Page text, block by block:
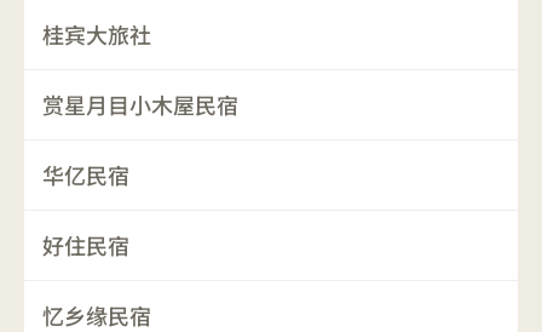
桂宾大旅社
赏星月目小木屋民宿
华亿民宿
好住民宿
忆乡缘民宿